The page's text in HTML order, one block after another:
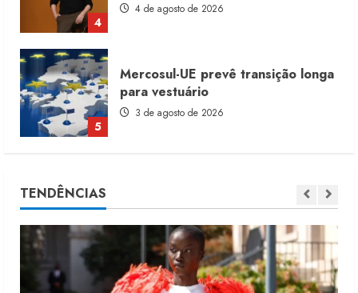
5
3 de agosto de 2026
1
Renata Caixeta assume Movimento
Sou de Algodão
5 de agosto de 2026
2
Projeto testa passaporte digital na
TENDÊNCIAS